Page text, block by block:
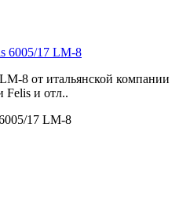
6005/17 LM-8
8 от итальянской компании
Felis и отл..
17 LM-8